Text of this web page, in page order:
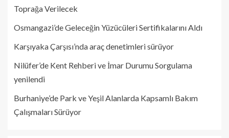
Toprağa Verilecek
Osmangazi’de Geleceğin Yüzücüleri Sertifikalarını Aldı
Karşıyaka Çarşısı’nda araç denetimleri sürüyor
Nilüfer’de Kent Rehberi ve İmar Durumu Sorgulama
yenilendi
Burhaniye’de Park ve Yeşil Alanlarda Kapsamlı Bakım
Çalışmaları Sürüyor